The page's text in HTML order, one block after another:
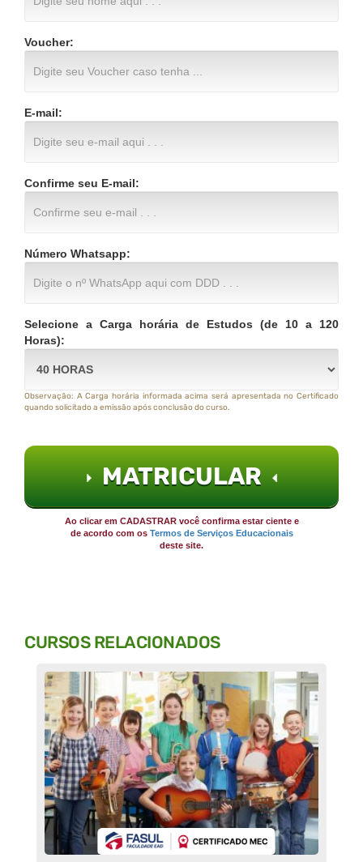
Voucher:
E-mail:
Confirme seu E-mail:
Número Whatsapp:
Selecione a Carga horária de Estudos (de 10 a 120
Horas):
Observação: A Carga horária informada acima será apresentada no Certificado
quando solicitado a emissão após conclusão do curso.
MATRICULAR
Ao clicar em CADASTRAR você confirma estar ciente e
de acordo com os Termos de Serviços Educacionais
deste site.
CURSOS RELACIONADOS